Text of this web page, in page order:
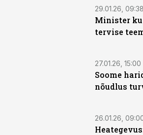
29.01.26, 09:38
Minister
tervise
27.01.26, 15:00
Soome
nõudlus
26.01.26,